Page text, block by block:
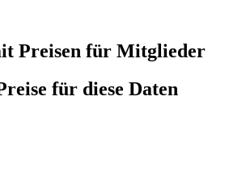
Preisen für Mitglieder
für diese Daten